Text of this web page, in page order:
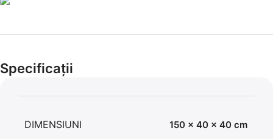
Cel mai mic preț!
56,86 LEI
Specificații
DIMENSIUNI 150 × 40 × 40 cm